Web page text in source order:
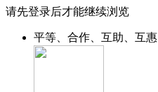
请先登录后才能继续浏览
平等、合作、互助、互惠